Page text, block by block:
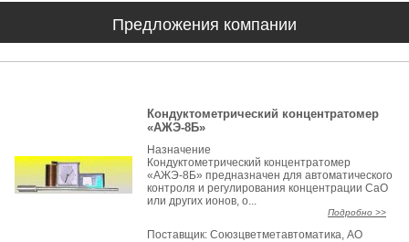
Предложения компании
Кондуктометрический концентратомер
«АЖЭ-8Б»
Назначение
Кондуктометрический концентратомер
«АЖЭ-8Б» предназначен для автоматического
контроля и регулирования концентрации СаО
или других ионов, о...
Подробно >>
Поставщик:Союзцветметавтоматика, АО